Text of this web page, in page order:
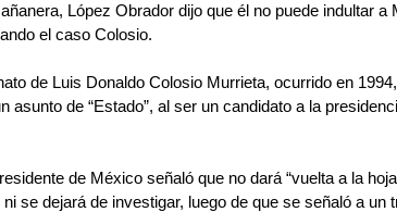
López Obrador dijo que él no puede indultar a
el caso Colosio.
de Luis Donaldo Colosio Murrieta, ocurrido en
asunto de “Estado”, al ser un candidato a la
de México señaló que no dará “vuelta a la
se dejará de investigar, luego de que se señaló a un